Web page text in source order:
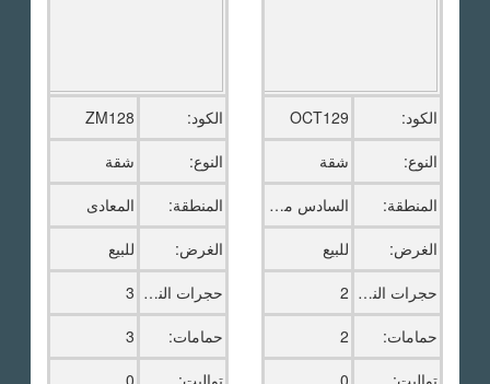
الكود:
OCT129
النوع:
شقة
المنطقة:
السادس من اكتوبر
الغرض:
للبيع
حجرات النوم: 2
حمامات:
2
الكود:
ZM128
النوع:
شقة
المنطقة:
المعادى
الغرض:
للبيع
حجرات النوم: 3
حمامات:
3